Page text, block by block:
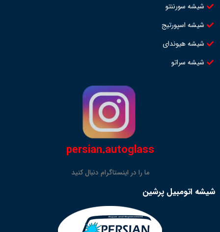
شیشه سورننتو
شیشه اسپورتیج
شیشه هیوندای
شیشه سراتو
persian.autoglass
ما را در اینستاگرام دنبال کنید
شیشه اتومبیل پرشین